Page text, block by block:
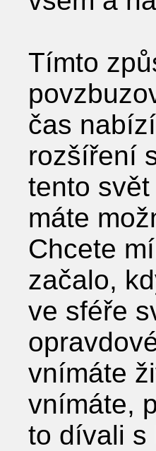
Tímto
čas
rozšíření
tento
máte
Chcete
začalo,
ve sféře
vnímáte
vnímáte,
to dívali s